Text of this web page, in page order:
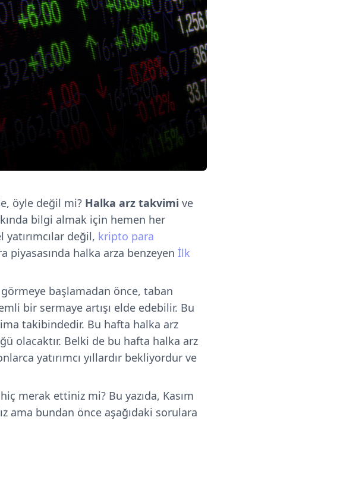
öyle değil mi? Halka arz takvimi ve
bilgi almak için hemen her
yatırımcılar değil, kripto para
piyasasında halka arza benzeyen İlk
başlamadan önce, taban
bir sermaye artışı elde edebilir. Bu
takibindedir. Bu hafta halka arz
olacaktır. Belki de bu hafta halka arz
yatırımcı yıllardır bekliyordur ve
merak ettiniz mi? Bu yazıda, Kasım
ama bundan önce aşağıdaki sorulara